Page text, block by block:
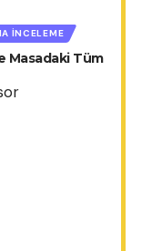
İNCELEME
Masadaki Tüm